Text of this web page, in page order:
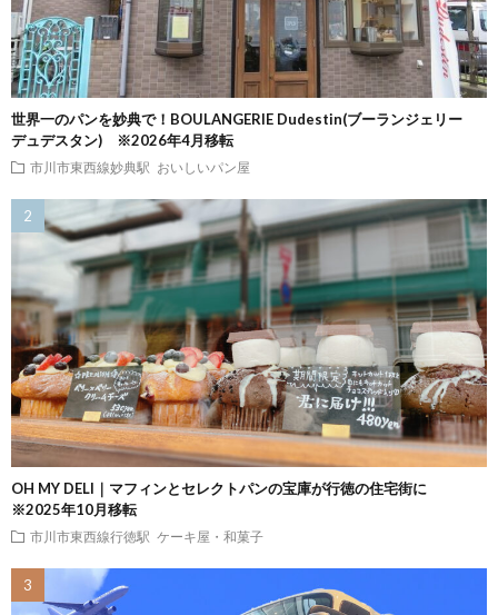
世界一のパンを妙典で！BOULANGERIE Dudestin(ブーランジェリー
デュデスタン) ※2026年4月移転
市川市東西線妙典駅 おいしいパン屋
OH MY DELI｜マフィンとセレクトパンの宝庫が行徳の住宅街に
※2025年10月移転
市川市東西線行徳駅 ケーキ屋・和菓子